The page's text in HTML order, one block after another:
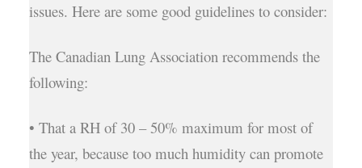
issues. Here are some good guidelines to consider:
The Canadian Lung Association recommends the
following:
• That a RH of 30 – 50% maximum for most of
the year, because too much humidity can promote